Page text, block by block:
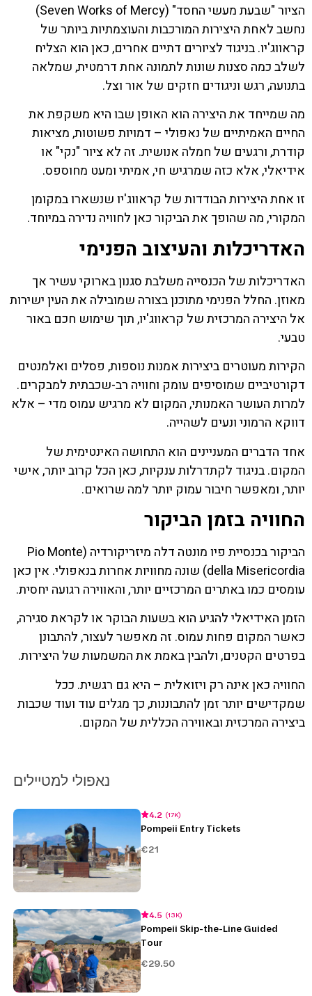
הציור "שבעת מעשי החסד" (Seven Works of Mercy)
נחשב לאחת היצירות המורכבות והעוצמתיות ביותר של
קראווג'יו. בניגוד לציורים דתיים אחרים, כאן הוא הצליח
לשלב כמה סצנות שונות לתמונה אחת דרמטית, שמלאה
בתנועה, רגש וניגודים חזקים של אור וצל.
מה שמייחד את היצירה הוא האופן שבו היא משקפת את
החיים האמיתיים של נאפולי – דמויות פשוטות, מציאות
קודרת, ורגעים של חמלה אנושית. זה לא ציור "נקי" או
אידיאלי, אלא כזה שמרגיש חי, אמיתי ומעט מחוספס.
זו אחת היצירות הבודדות של קראווג'יו שנשארו במקומן
המקורי, מה שהופך את הביקור כאן לחוויה נדירה במיוחד.
האדריכלות והעיצוב הפנימי
האדריכלות של הכנסייה משלבת סגנון בארוקי עשיר אך
מאוזן. החלל הפנימי מתוכנן בצורה שמובילה את העין ישירות
אל היצירה המרכזית של קראווג'יו, תוך שימוש חכם באור
טבעי.
הקירות מעוטרים ביצירות אמנות נוספות, פסלים ואלמנטים
דקורטיביים שמוסיפים עומק וחוויה רב-שכבתית למבקרים.
למרות העושר האמנותי, המקום לא מרגיש עמוס מדי – אלא
דווקא הרמוני ונעים לשהייה.
אחד הדברים המעניינים הוא התחושה האינטימית של
המקום. בניגוד לקתדרלות ענקיות, כאן הכל קרוב יותר, אישי
יותר, ומאפשר חיבור עמוק יותר למה שרואים.
החוויה בזמן הביקור
הביקור בכנסיית פיו מונטה דלה מיזריקורדיה (Pio Monte
della Misericordia) שונה מחוויות אחרות בנאפולי. אין כאן
עומסים כמו באתרים המרכזיים יותר, והאווירה רגועה יחסית.
הזמן האידיאלי להגיע הוא בשעות הבוקר או לקראת סגירה,
כאשר המקום פחות עמוס. זה מאפשר לעצור, להתבונן
בפרטים הקטנים, ולהבין באמת את המשמעות של היצירות.
החוויה כאן אינה רק ויזואלית – היא גם רגשית. ככל
שמקדישים יותר זמן להתבוננות, כך מגלים עוד ועוד שכבות
ביצירה המרכזית ובאווירה הכללית של המקום.